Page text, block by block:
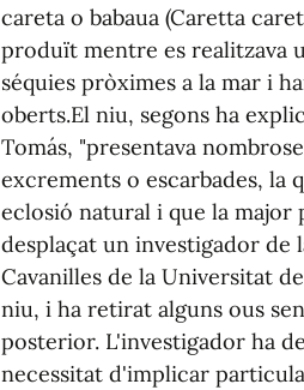
careta o babaua (Caretta
produït mentre es realitzava
séquies pròximes a la mar i
oberts.El niu, segons ha
Tomás, "presentava
excrements o escarbades, la
eclosió natural i que la major
desplaçat un investigador
Cavanilles de la Universitat
niu, i ha retirat alguns ous
posterior. L'investigador ha
necessitat d'implicar